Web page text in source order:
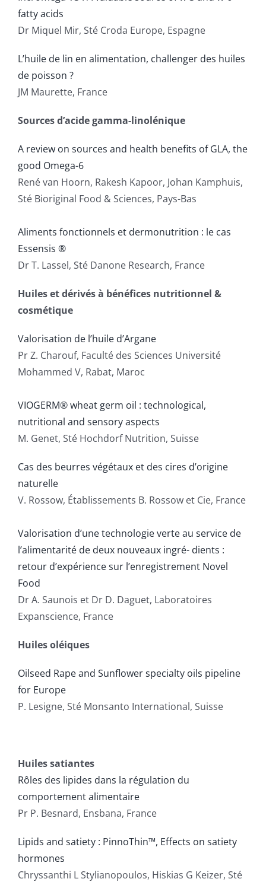
fatty acids
Dr Miquel Mir, Sté Croda Europe, Espagne
L’huile de lin en alimentation, challenger des huiles
de poisson ?
JM Maurette, France
Sources d’acide gamma-linolénique
A review on sources and health benefits of GLA, the
good Omega-6
René van Hoorn, Rakesh Kapoor, Johan Kamphuis,
Sté Bioriginal Food & Sciences, Pays-Bas
Aliments fonctionnels et dermonutrition : le cas
Essensis ®
Dr T. Lassel, Sté Danone Research, France
Huiles et dérivés à bénéfices nutritionnel &
cosmétique
Valorisation de l’huile d’Argane
Pr Z. Charouf, Faculté des Sciences Université
Mohammed V, Rabat, Maroc
VIOGERM® wheat germ oil : technological,
nutritional and sensory aspects
M. Genet, Sté Hochdorf Nutrition, Suisse
Cas des beurres végétaux et des cires d’origine
naturelle
V. Rossow, Établissements B. Rossow et Cie, France
Valorisation d’une technologie verte au service de
l’alimentarité de deux nouveaux ingré- dients :
retour d’expérience sur l’enregistrement Novel
Food
Dr A. Saunois et Dr D. Daguet, Laboratoires
Expanscience, France
Huiles oléiques
Oilseed Rape and Sunflower specialty oils pipeline
for Europe
P. Lesigne, Sté Monsanto International, Suisse
Huiles satiantes
Rôles des lipides dans la régulation du
comportement alimentaire
Pr P. Besnard, Ensbana, France
Lipids and satiety : PinnoThin™, Effects on satiety
hormones
Chryssanthi L Stylianopoulos, Hiskias G Keizer, Sté